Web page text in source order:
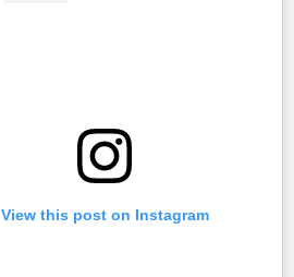
View this post on Instagram